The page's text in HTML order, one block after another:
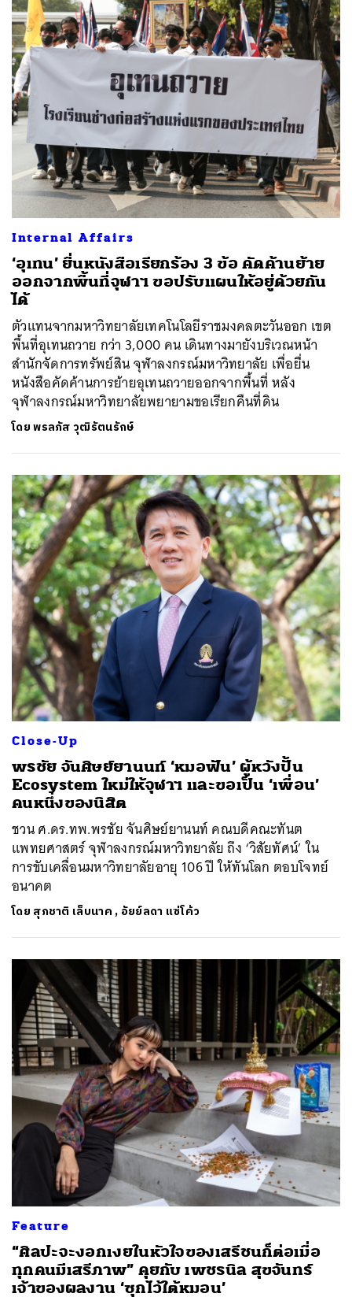
Internal Affairs
‘อุเทน’ ยื่นหนังสือเรียกร้อง 3 ข้อ คัดค้านย้าย
ออกจากพื้นที่จุฬาฯ ขอปรับแผนให้อยู่ด้วยกัน
ได้
ตัวแทนจากมหาวิทยาลัยเทคโนโลยีราชมงคลตะวันออก เขต
พื้นที่อุเทนถวาย กว่า 3,000 คน เดินทางมายังบริเวณหน้า
สำนักจัดการทรัพย์สิน จุฬาลงกรณ์มหาวิทยาลัย เพื่อยื่น
หนังสือคัดค้านการย้ายอุเทนถวายออกจากพื้นที่ หลัง
จุฬาลงกรณ์มหาวิทยาลัยพยายามขอเรียกคืนที่ดิน
โดยพรลภัส วุฒิรัตนรักษ์
Close-Up
พรชัย จันศิษย์ยานนท์ ‘หมอฟัน’ ผู้หวังปั้น
Ecosystem ใหม่ให้จุฬาฯ และขอเป็น ‘เพื่อน’
คนหนึ่งของนิสิต
ชวน ศ.ดร.ทพ.พรชัย จันศิษย์ยานนท์ คณบดีคณะทันต
แพทยศาสตร์ จุฬาลงกรณ์มหาวิทยาลัย ถึง ‘วิสัยทัศน์’ ใน
การขับเคลื่อนมหาวิทยาลัยอายุ 106 ปี ให้ทันโลก ตอบโจทย์
อนาคต
โดย สุภชาติ เล็บนาค, อัยย์ลดา แซ่โค้ว
Feature
“ศิลปะจะงอกเงยในหัวใจของเสรีชนก็ต่อเมื่อ
ทุกคนมีเสรีภาพ” คุยกับ เพชรนิล สุขจันทร์
เจ้าของผลงาน ‘ซุกไว้ใต้หมอน’